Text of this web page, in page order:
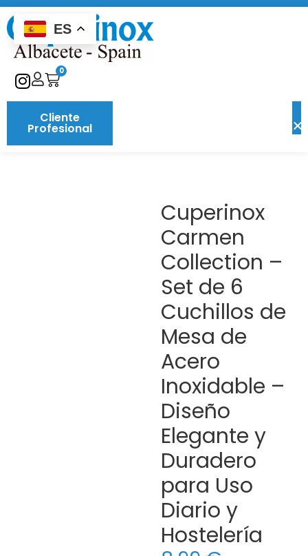
Cliente
Profesional
0
Cuperinox
Carmen
Collection –
Set de 6
Cuchillos de
Mesa de
Acero
Inoxidable –
Diseño
Elegante y
Duradero
para Uso
Diario y
Hostelería
ES